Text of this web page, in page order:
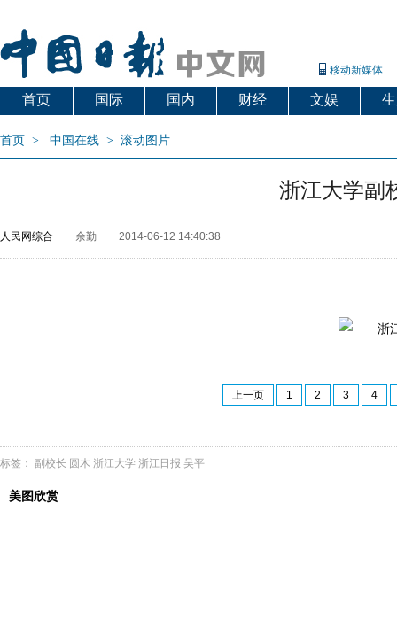
移动新媒体
首页 国际 国内 财经 文娱
首页 > 中国在线 > 滚动图片
浙江大学副
人民网综合 余勤 2014-06-12 14:40:38
上一页 1 2 3 4
标签： 副校长 圆木 浙江大学 浙江日报 吴平
美图欣赏